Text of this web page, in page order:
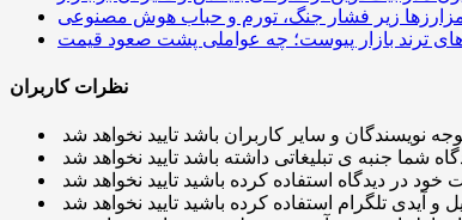
زیر فشار جنگ، تورم و حباب هوش مصنوعی
نظرات کاربران